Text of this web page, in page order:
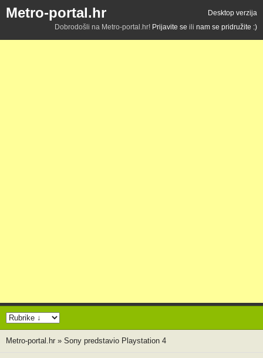
Metro-portal.hr
Desktop verzija
Dobrodošli na Metro-portal.hr! Prijavite se ili nam se pridružite :)
Metro-portal.hr » Sony predstavio Playstation 4